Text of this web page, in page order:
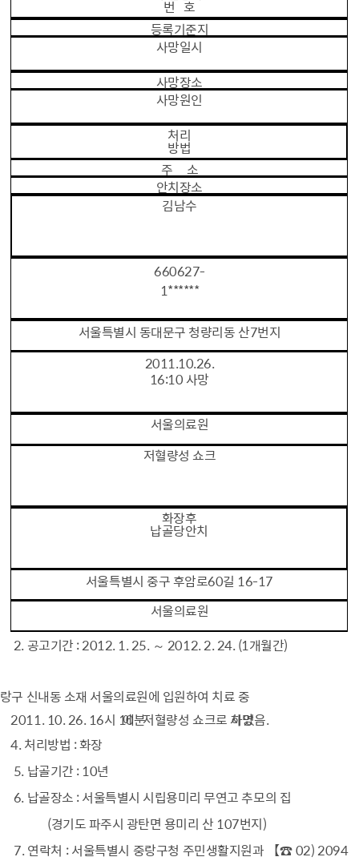
번 호
등록기준지
사망일시
사망장소
사망원인
처리
방법
주 소
안치장소
김남수
660627-
1******
서울특별시 동대문구 청량리동 산7번지
2011.10.26.
16:10 사망
서울의료원
저혈량성 쇼크
화장후
납골당안치
서울특별시 중구 후암로60길 16-17
서울의료원
2. 공고기간 : 2012. 1. 25. ～ 2012. 2. 24. (1개월간)
구 신내동 소재 서울의료원에 입원하여 치료 중
2011. 10. 26. 16시 10분에 저혈량성 쇼크로 사망
하였음.
4. 처리방법 : 화장
5. 납골기간 : 10년
6. 납골장소 : 서울특별시 시립용미리 무연고 추모의 집
(경기도 파주시 광탄면 용미리 산 107번지)
7. 연락처 : 서울특별시 중랑구청 주민생활지원과 【☎ 02) 2094